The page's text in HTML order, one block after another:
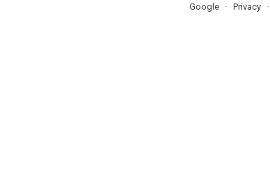
Google Privacy